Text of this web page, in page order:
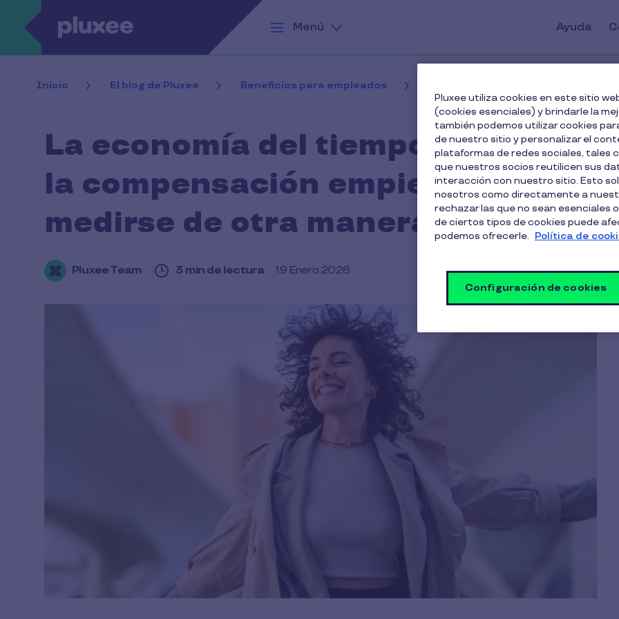
Pasar al contenido principal
Menú
Ayuda
Inicio El blog de Pluxee Beneficios para empleados
La economía del tiempo: cuando
la compensación empieza a
medirse de otra manera
Pluxee Team 3 min de lectura 19 Enero 2026
Pluxee utiliza cookies en este sitio
(cookies esenciales) y brindarle la
también podemos utilizar cookies
de nuestro sitio y personalizar el
plataformas de redes sociales, tales
que nuestros socios reutilicen sus
interacción con nuestro sitio. Esto
nosotros como directamente a
rechazar las que no sean esenciales
de ciertos tipos de cookies puede
podemos ofrecerle. Política de
Configuración de cookies